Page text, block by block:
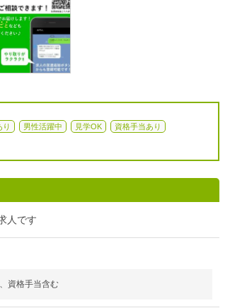
り 男性活躍中 見学OK 資格手当あり
人です
資格手当含む